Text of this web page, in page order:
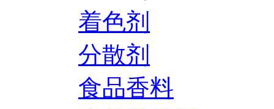
着色剂
分散剂
食品香料